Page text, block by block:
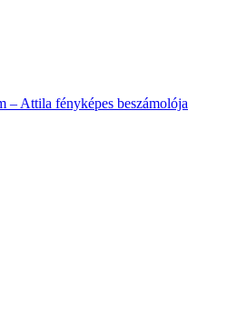
– Attila fényképes beszámolója